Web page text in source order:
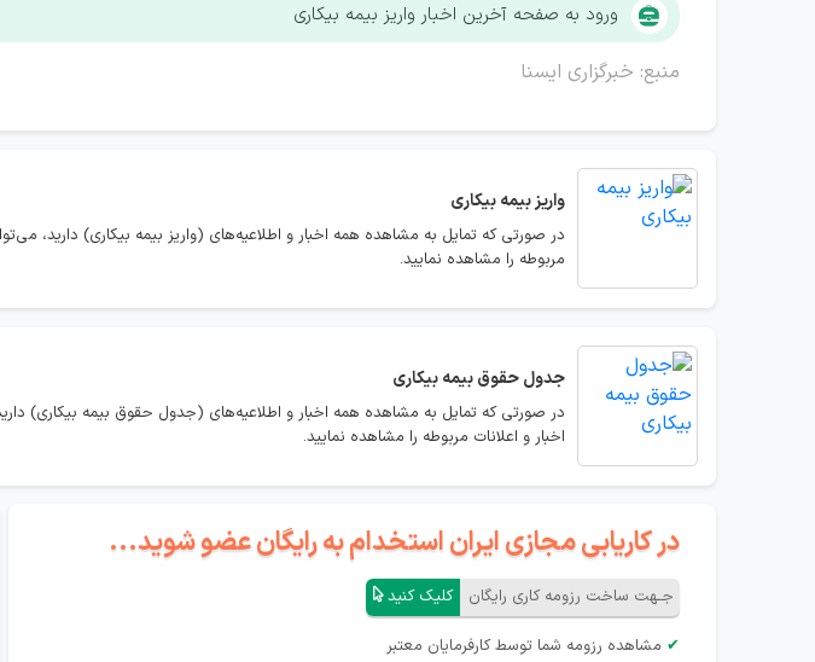
ورود به صفحه آخرین اخبار واریز بیمه بیکاری
منبع: خبرگزاری ایسنا
واریز بیمه بیکاری
در صورتی که تمایل به مشاهده همه اخبار و اطلاعیه‌های (واریز بیمه بیکاری) دارید،
مربوطه را مشاهده نمایید.
جدول حقوق بیمه بیکاری
در صورتی که تمایل به مشاهده همه اخبار و اطلاعیه‌های (جدول حقوق بیمه بیکاری)
اخبار و اعلانات مربوطه را مشاهده نمایید.
در کاریابی مجازی ایران استخدام به رایگان عضو شوید...
جـهت ساخت رزومه کاری رایگان کلیک کنید
✔ مشاهده رزومه شما توسط کارفرمایان معتبر